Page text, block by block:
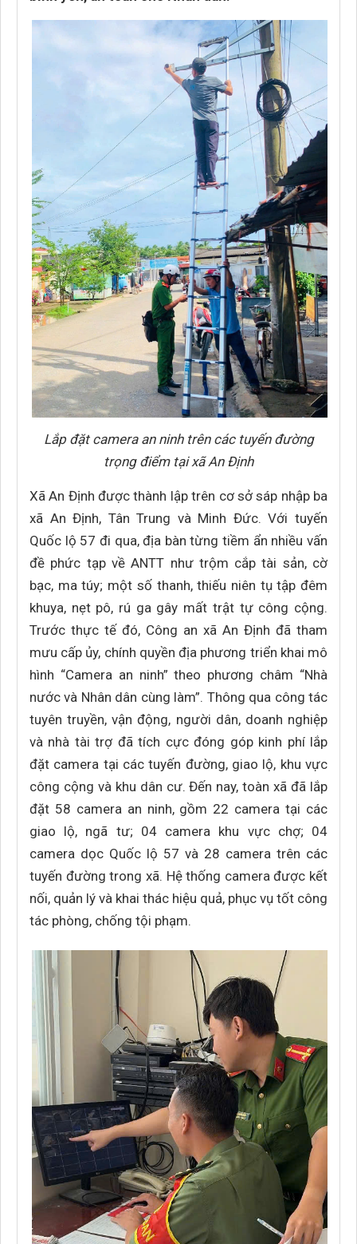
Lắp đặt camera an ninh trên các tuyến đường
trọng điểm tại xã An Định
Xã An Định được thành lập trên cơ sở sáp nhập ba
xã An Định, Tân Trung và Minh Đức. Với tuyến
Quốc lộ 57 đi qua, địa bàn từng tiềm ẩn nhiều vấn
đề phức tạp về ANTT như trộm cắp tài sản, cờ
bạc, ma túy; một số thanh, thiếu niên tụ tập đêm
khuya, nẹt pô, rú ga gây mất trật tự công cộng.
Trước thực tế đó, Công an xã An Định đã tham
mưu cấp ủy, chính quyền địa phương triển khai mô
hình “Camera an ninh” theo phương châm “Nhà
nước và Nhân dân cùng làm”. Thông qua công tác
tuyên truyền, vận động, người dân, doanh nghiệp
và nhà tài trợ đã tích cực đóng góp kinh phí lắp
đặt camera tại các tuyến đường, giao lộ, khu vực
công cộng và khu dân cư. Đến nay, toàn xã đã lắp
đặt 58 camera an ninh, gồm 22 camera tại các
giao lộ, ngã tư; 04 camera khu vực chợ; 04
camera dọc Quốc lộ 57 và 28 camera trên các
tuyến đường trong xã. Hệ thống camera được kết
nối, quản lý và khai thác hiệu quả, phục vụ tốt công
tác phòng, chống tội phạm.